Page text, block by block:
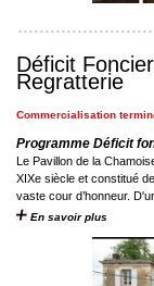
Déficit
Regratterie
Commercialisation
Programme Déficit
Le Pavillon de la
XIXe siècle et constitué
vaste cour d’honneur.
En savoir plus